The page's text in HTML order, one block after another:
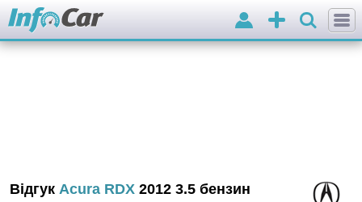
Додати
оголошення
Вхід
Відгук Acura RDX 2012 3.5 бензин